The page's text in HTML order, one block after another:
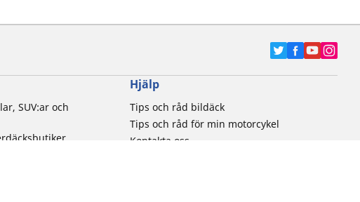
SUV:ar och
Hjälp
Tips och råd bildäck
Tips och råd för min motorcykel
Kontakta oss